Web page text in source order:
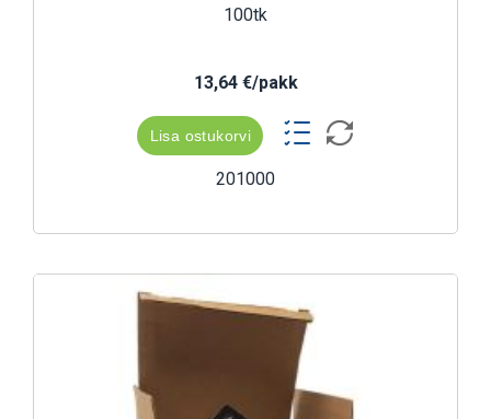
100tk
13,64 €/pakk
Lisa ostukorvi
201000